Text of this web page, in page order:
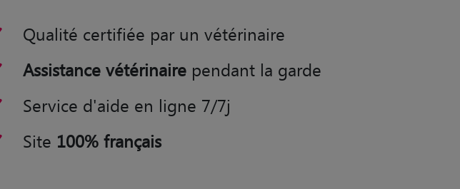
Qualité certifiée par un vétérinaire
Assistance vétérinaire pendant la garde
Service d'aide en ligne 7/7j
Site 100% français